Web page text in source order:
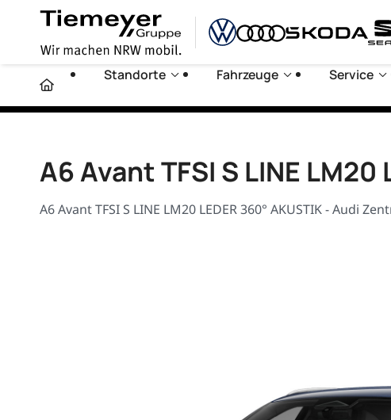
Standorte Fahrzeuge Service
A6 Avant TFSI S LINE LM20
A6 Avant TFSI S LINE LM20 LEDER 360° AKUSTIK - Audi